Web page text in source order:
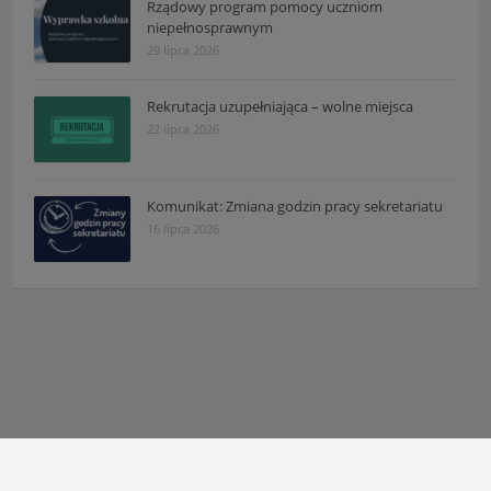
Rządowy program pomocy uczniom
niepełnosprawnym
29 lipca 2026
Rekrutacja uzupełniająca – wolne miejsca
22 lipca 2026
Komunikat: Zmiana godzin pracy sekretariatu
16 lipca 2026